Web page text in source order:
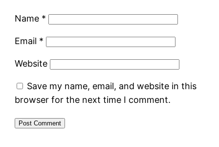
Name *
Email *
Website
Save my name, email, and website in this
browser for the next time I comment.